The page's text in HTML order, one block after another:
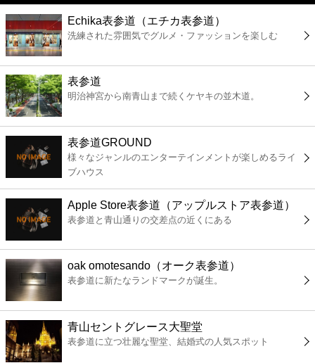
コンビニ
薬局
スーパー
レジャー
書店
ファミレス
ファーストフード
カフェ
Echika表参道（エチカ表参道）
洗練された雰囲気でグルメ・ファッションを楽しむ
表参道
明治神宮から南青山まで続くケヤキの並木道。
表参道GROUND
様々なジャンルのエンターテインメントが楽しめるライ
ブハウス
Apple Store表参道（アップルストア表参道）
表参道と青山通りの交差点の近くにある
oak omotesando（オーク表参道）
表参道に新たなランドマークが誕生。
青山セントグレース大聖堂
表参道に立つ壮麗な聖堂、結婚式の人気スポット